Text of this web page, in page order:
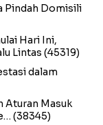
Pindah Domisili
Hari Ini,
Lintas (45319)
dalam
Aturan Masuk
(38345)